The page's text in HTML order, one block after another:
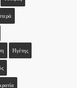
Ηγέτης